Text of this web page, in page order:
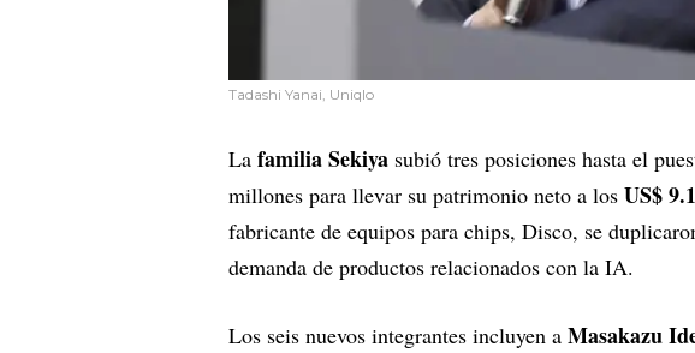
Tadashi Yanai, Uniqlo
La familia Sekiya subió tres posiciones hasta el
millones para llevar su patrimonio neto a los US$
fabricante de equipos para chips, Disco, se
demanda de productos relacionados con la IA.
Los seis nuevos integrantes incluyen a Masakazu